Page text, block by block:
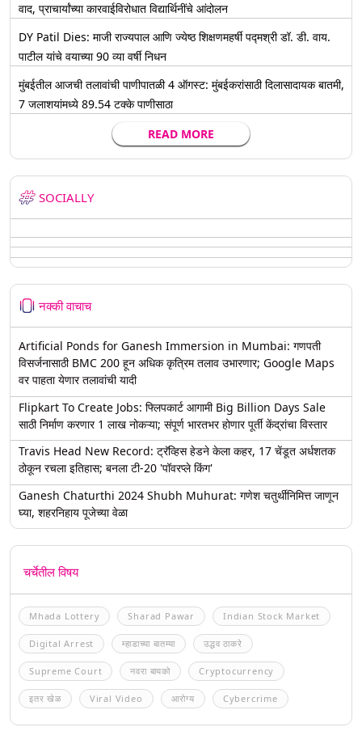
वाद, प्राचार्यांच्या कारवाईविरोधात विद्यार्थिनींचे आंदोलन
DY Patil Dies: माजी राज्यपाल आणि ज्येष्ठ शिक्षणमहर्षी पद्मश्री डॉ. डी. वाय.
पाटील यांचे वयाच्या 90 व्या वर्षी निधन
मुंबईतील आजची तलावांची पाणीपातळी 4 ऑगस्ट: मुंबईकरांसाठी दिलासादायक बातमी,
7 जलाशयांमध्ये 89.54 टक्के पाणीसाठा
READ MORE
SOCIALLY
नक्की वाचाच
Artificial Ponds for Ganesh Immersion in Mumbai: गणपती
विसर्जनासाठी BMC 200 हून अधिक कृत्रिम तलाव उभारणार; Google Maps
वर पाहता येणार तलावांची यादी
Flipkart To Create Jobs: फ्लिपकार्ट आगामी Big Billion Days Sale
साठी निर्माण करणार 1 लाख नोकऱ्या; संपूर्ण भारतभर होणार पूर्ती केंद्रांचा विस्तार
Travis Head New Record: ट्रॅव्हिस हेडने केला कहर, 17 चेंडूत अर्धशतक
ठोकून रचला इतिहास; बनला टी-20 'पॉवरप्ले किंग'
Ganesh Chaturthi 2024 Shubh Muhurat: गणेश चतुर्थीनिमित्त जाणून
घ्या, शहरनिहाय पूजेच्या वेळा
चर्चेतील विषय
Mhada Lottery Sharad Pawar Indian Stock Market
Digital Arrest म्हाडाच्या बातम्या उद्धव ठाकरे
Supreme Court नवरा बायको Cryptocurrency
इतर खेळ Viral Video आरोग्य Cybercrime